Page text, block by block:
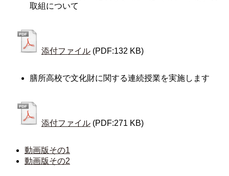
取組について
添付ファイル (PDF:132 KB)
膳所高校で文化財に関する連続授業を実施します
添付ファイル (PDF:271 KB)
動画版その1
動画版その2